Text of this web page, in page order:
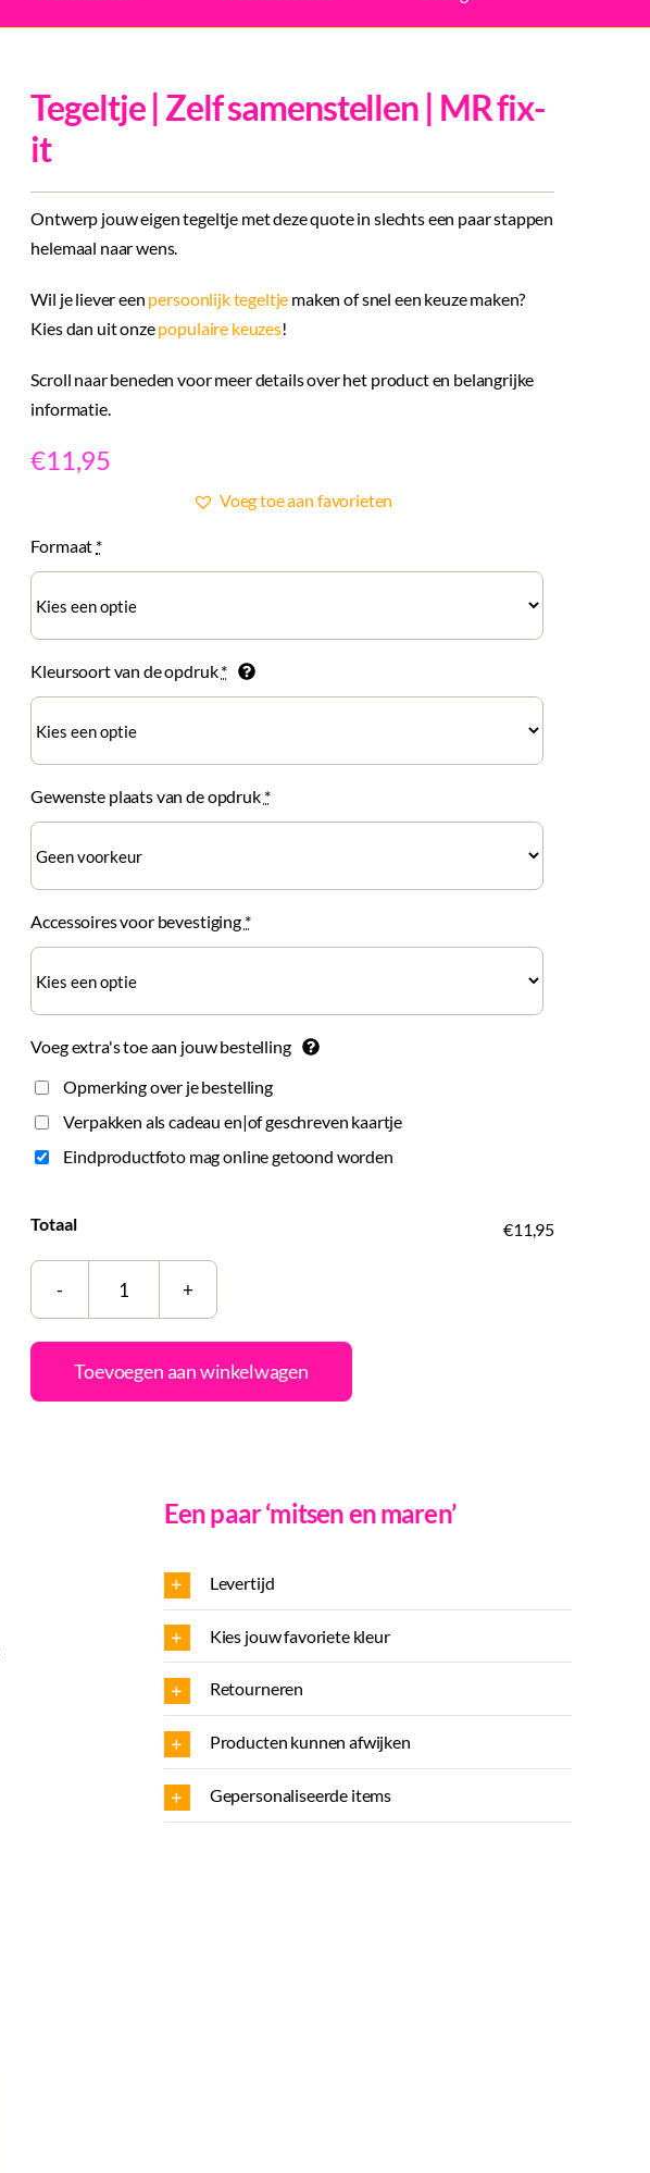
Tegeltje | Zelf samenstellen | MR fix-
it
Ontwerp jouw eigen tegeltje met deze quote in slechts een paar stappen
helemaal naar wens.
Wil je liever een persoonlijk tegeltje maken of snel een keuze maken?
Kies dan uit onzepopulaire keuzes!
Scroll naar beneden voor meer details over het product en belangrijke
informatie.
€11,95
Voeg toe aan favorieten
Formaat *
Kleursoort van de opdruk*
Gewenste plaats van de opdruk *
Accessoires voor bevestiging *
Voeg extra's toe aan jouw bestelling
Opmerking over je bestelling
Verpakken als cadeau en|of geschreven kaartje
Eindproductfoto mag online getoond worden
Totaal €11,95
Tegeltje
Zelf
samenstellen
Toevoegen aan winkelwagen
Een paar ‘mitsen en maren’
Levertijd
Kies jouw favoriete kleur
Retourneren
Producten kunnen afwijken
Gepersonaliseerde items